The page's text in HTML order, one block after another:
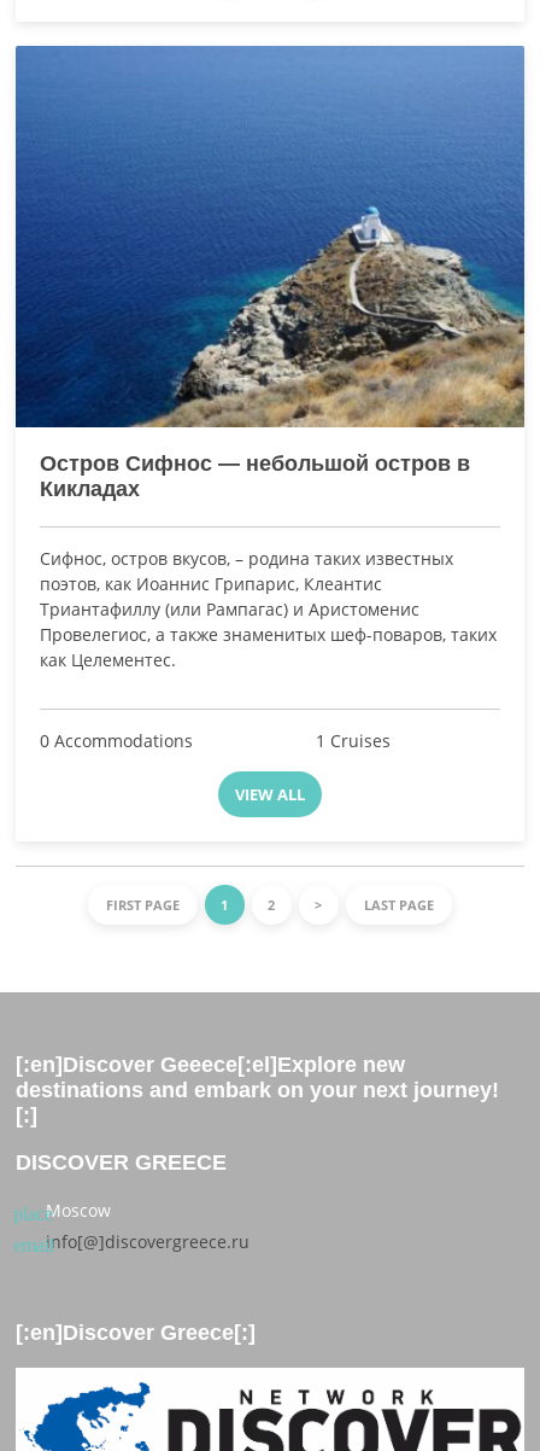
Остров Сифнос — небольшой остров в
Кикладах
Сифнос, остров вкусов, – родина таких известных
поэтов, как Иоаннис Грипарис, Клеантис
Триантафиллу (или Рампагас) и Аристоменис
Провелегиос, а также знаменитых шеф-поваров, таких
как Целементес.
0 Accommodations 1 Cruises
VIEW ALL
FIRST PAGE 1 2 > LAST PAGE
[:en]Discover Geeece[:el]Explore new
destinations and embark on your next journey!
[:]
DISCOVER GREECE
placeMoscow
emailinfo[@]discovergreece.ru
[:en]Discover Greece[:]